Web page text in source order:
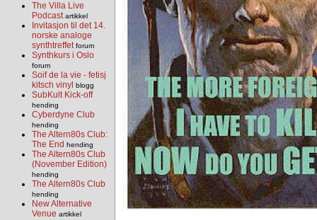
The Villa Live
Podcastartikkel
Invitasjon til det 14.
norske analoge
synthtreffet forum
Synthkurs i Oslo
forum
Soif de la vie - fetisj
kitsch vinyl
blogg
SubKult Kick-off
hending
Cyberdyne Club
hending
The Altern80s Club:
The End hending
The Altern80s Club
(November Edition)
hending
The Altern80s Club
hending
New Alternative
Venue artikkel